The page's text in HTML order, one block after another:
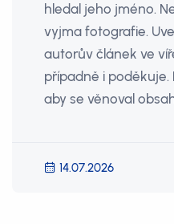
hledal jeho jméno.
vyjma fotografie.
autorův článek ve
případně i
aby se věnoval
14.07.2026